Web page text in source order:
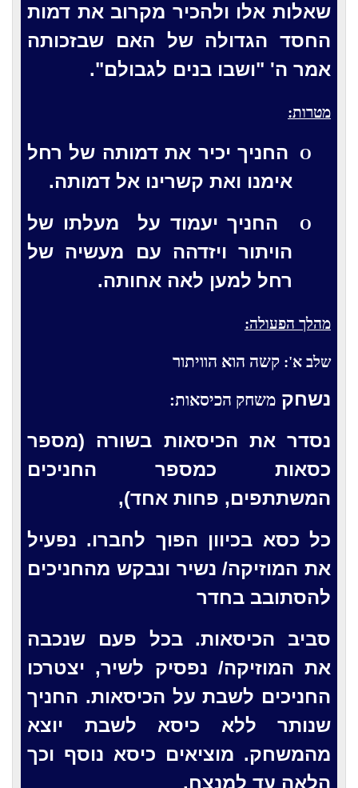
שאלות אלו ולהכיר מקרוב את דמות
החסד הגדולה של האם שבזכותה
אמר ה' "ושבו בנים לגבולם".
מטרות:
O
החניך יכיר את דמותה של רחל
אימנו ואת קשרינו אל דמותה.
O החניך יעמוד על
מעלתו של
הויתור ויזדהה עם מעשיה של
רחל למען לאה אחותה.
מהלך הפעולה:
שלב א': קשה הוא הוויתור
נשחק משחק הכיסאות:
נסדר את הכיסאות בשורה (מספר
כסאות כמספר החניכים
המשתתפים, פחות אחד),
כל כסא בכיוון הפוך לחברו. נפעיל
את המוזיקה/ נשיר ונבקש מהחניכים
להסתובב בחדר
סביב הכיסאות. בכל פעם שנכבה
את המוזיקה/ נפסיק לשיר, יצטרכו
החניכים לשבת על הכיסאות. החניך
שנותר ללא כיסא לשבת יוצא
מהמשחק. מוציאים כיסא נוסף וכך
הלאה עד למנצח.